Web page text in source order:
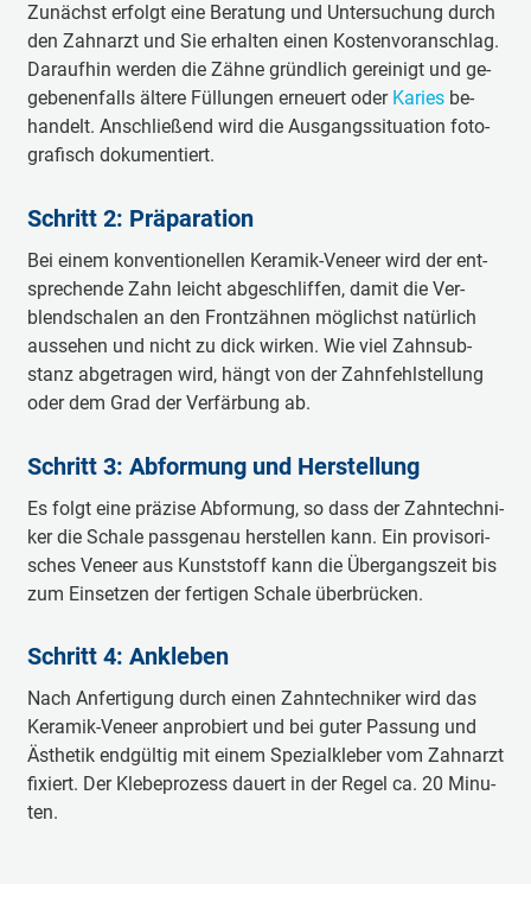
Zu­nächst er­folgt eine Be­ra­tung und Un­ter­su­chung durch
den Zahn­arzt und Sie er­hal­ten ei­nen Kos­ten­vor­an­schlag.
Da­rauf­hin wer­den die Zäh­ne gründ­lich ge­rei­nigt und ge­
ge­be­nen­falls äl­te­re Fül­lun­gen er­neu­ert oder Ka­ries be­
han­delt. An­schlie­ßend wird die Aus­gangs­si­tua­tion fo­to­
gra­fisch do­ku­men­tiert.
Schritt 2: Prä­pa­ra­tion
Bei ei­nem kon­ven­tio­nel­len Ke­ra­mik-­Ve­neer wird der ent­
spre­chen­de Zahn leicht ab­ge­schlif­fen, da­mit die Ver­
blend­schalen an den Front­zäh­nen mög­lichst na­tür­lich
aus­se­hen und nicht zu dick wir­ken. Wie viel Zahn­sub­
stanz ab­ge­tra­gen wird, hängt von der Zahn­fehl­stel­lung
oder dem Grad der Ver­fär­bung ab.
Schritt 3: Ab­for­mung und Her­stel­lung
Es folgt eine prä­zi­se Ab­for­mung, so dass der Zahn­tech­ni­
ker die Scha­le pass­ge­nau her­stel­len kann. Ein pro­vi­so­ri­
sches Ve­neer aus Kunst­stoff kann die Über­gangs­zeit bis
zum Ein­set­zen der fer­ti­gen Scha­le über­brü­cken.
Schritt 4: An­kleb­en
Nach An­fer­ti­gung durch ei­nen Zahn­tech­ni­ker wird das
Ke­ra­mik-­Ve­neer an­pro­biert und bei gu­ter Pas­sung und
Äs­the­tik end­gül­tig mit ei­nem Spe­zi­al­kleb­er vom Zahn­arzt
fi­xiert. Der Kle­be­pro­zess dau­ert in der Re­gel ca. 20 Mi­nu­
ten.